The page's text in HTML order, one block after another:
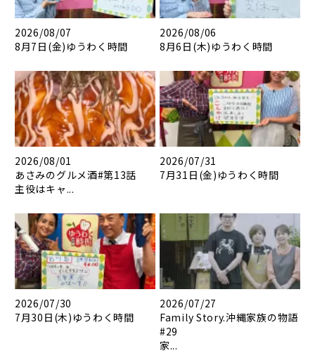
2026/08/07
8月7日(金)ゆうわく時間
2026/08/06
8月6日(木)ゆうわく時間
2026/08/01
あさみのグルメ酒#第13話
主役はキャ...
2026/07/31
7月31日(金)ゆうわく時間
2026/07/30
7月30日(木)ゆうわく時間
2026/07/27
Family Story.沖縄家族の物語
#29
家...